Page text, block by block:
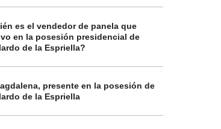
es el vendedor de panela que
en la posesión presidencial de
de la Espriella?
presente en la posesión de
de la Espriella